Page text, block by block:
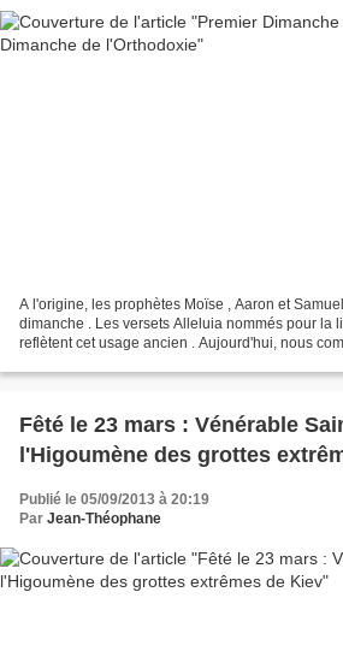
A l'origine, les prophètes Moïse , Aaron et
dimanche . Les versets Alleluia nommés pour la
reflètent cet usage ancien . Aujourd'hui, nous
Fêté le 23 mars : Vénérable
l'Higoumène des grottes
Publié le 05/09/2013 à 20:19
Par Jean-Théophane